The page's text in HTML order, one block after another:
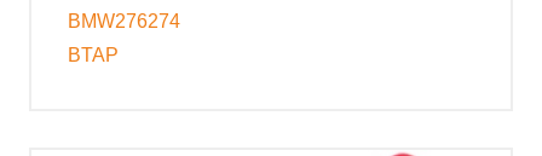
BMW276274
BTAP